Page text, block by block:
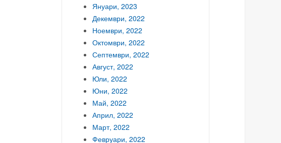
Януари, 2023
Декември, 2022
Ноември, 2022
Октомври, 2022
Септември, 2022
Август, 2022
Юли, 2022
Юни, 2022
Май, 2022
Април, 2022
Март, 2022
Февруари, 2022